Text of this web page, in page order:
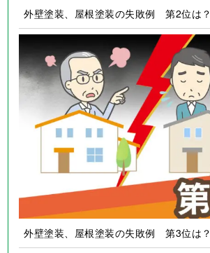
外壁塗装、屋根塗装の失敗例 第2位は？
外壁塗装、屋根塗装の失敗例 第3位は？